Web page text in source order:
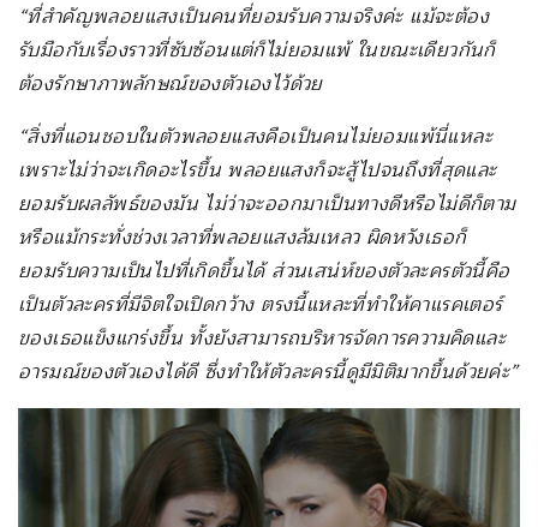
“ที่สำคัญพลอยแสงเป็นคนที่ยอมรับความจริงค่ะ แม้จะต้อง
รับมือกับเรื่องราวที่ซับซ้อนแต่ก็ไม่ยอมแพ้ ในขณะเดียวกันก็
ต้องรักษาภาพลักษณ์ของตัวเองไว้ด้วย
“สิ่งที่แอนชอบในตัวพลอยแสงคือเป็นคนไม่ยอมแพ้นี่แหละ
เพราะไม่ว่าจะเกิดอะไรขึ้น พลอยแสงก็จะสู้ไปจนถึงที่สุดและ
ยอมรับผลลัพธ์ของมัน ไม่ว่าจะออกมาเป็นทางดีหรือไม่ดีก็ตาม
หรือแม้กระทั่งช่วงเวลาที่พลอยแสงล้มเหลว ผิดหวังเธอก็
ยอมรับความเป็นไปที่เกิดขึ้นได้ ส่วนเสน่ห์ของตัวละครตัวนี้คือ
เป็นตัวละครที่มีจิตใจเปิดกว้าง ตรงนี้แหละที่ทำให้คาแรคเตอร์
ของเธอแข็งแกร่งขึ้น ทั้งยังสามารถบริหารจัดการความคิดและ
อารมณ์ของตัวเองได้ดี ซึ่งทำให้ตัวละครนี้ดูมีมิติมากขึ้นด้วยค่ะ”